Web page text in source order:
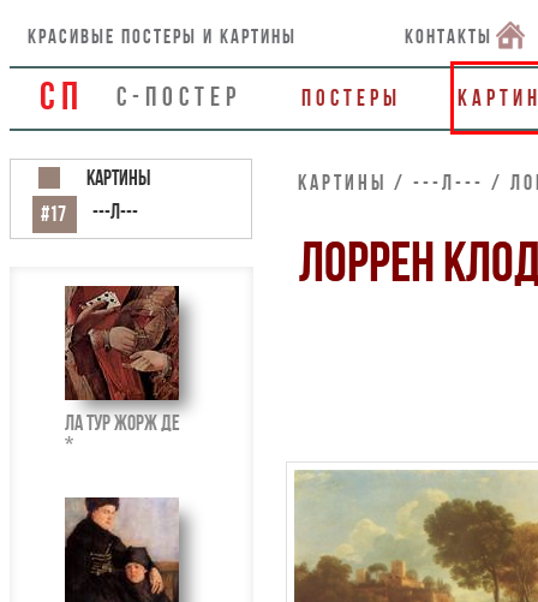
СП С-ПОСТЕР Постеры
красивые постеры и картины контакты
Ла Тур Жорж де
*
Картины
#17
---Л---
Картины / ---Л--- /
ЛОРРЕН